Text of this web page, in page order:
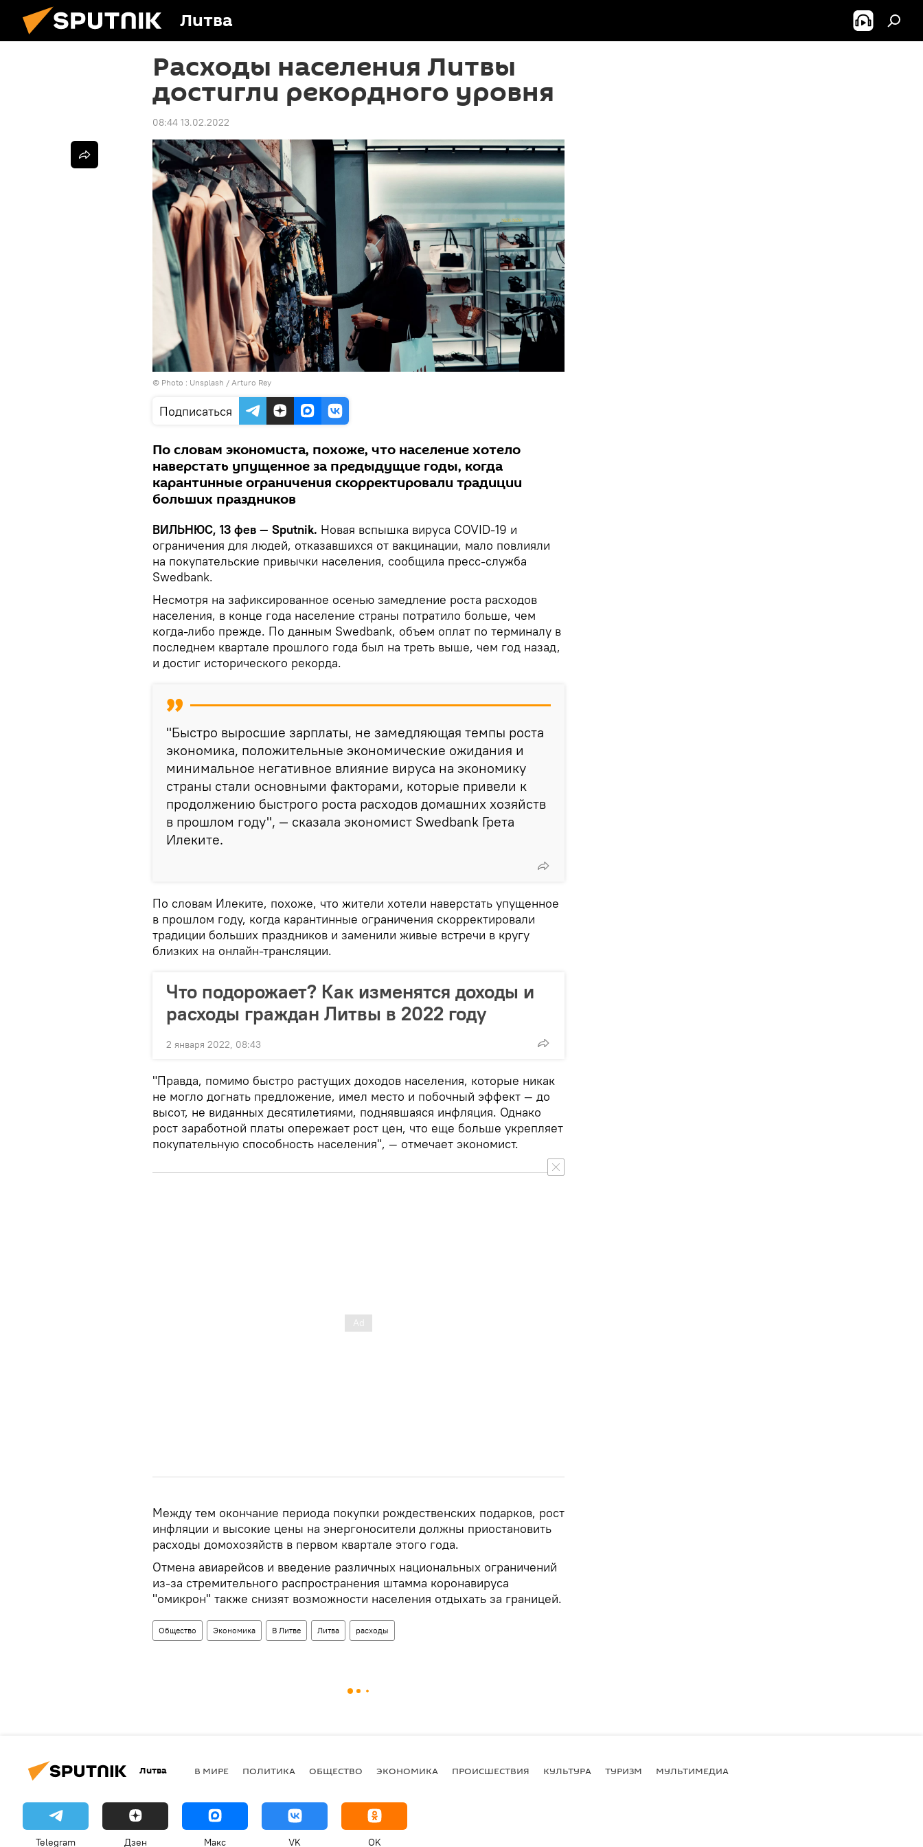
Литва
Расходы населения Литвы
достигли рекордного уровня
08:44 13.02.2022
© Photo : Unsplash / Arturo Rey
Подписаться
По словам экономиста, похоже, что население хотело
наверстать упущенное за предыдущие годы, когда
карантинные ограничения скорректировали традиции
больших праздников
ВИЛЬНЮС, 13 фев — Sputnik. Новая вспышка вируса COVID-19 и
ограничения для людей, отказавшихся от вакцинации, мало повлияли
на покупательские привычки населения, сообщила пресс-служба
Swedbank.
Несмотря на зафиксированное осенью замедление роста расходов
населения, в конце года население страны потратило больше, чем
когда-либо прежде. По данным Swedbank, объем оплат по терминалу в
последнем квартале прошлого года был на треть выше, чем год назад,
и достиг исторического рекорда.
"Быстро выросшие зарплаты, не замедляющая темпы роста
экономика, положительные экономические ожидания и
минимальное негативное влияние вируса на экономику
страны стали основными факторами, которые привели к
продолжению быстрого роста расходов домашних хозяйств
в прошлом году", — сказала экономист Swedbank Грета
Илеките.
По словам Илеките, похоже, что жители хотели наверстать упущенное
в прошлом году, когда карантинные ограничения скорректировали
традиции больших праздников и заменили живые встречи в кругу
близких на онлайн-трансляции.
Что подорожает? Как изменятся доходы и
расходы граждан Литвы в 2022 году
2 января 2022, 08:43
"Правда, помимо быстро растущих доходов населения, которые никак
не могло догнать предложение, имел место и побочный эффект — до
высот, не виданных десятилетиями, поднявшаяся инфляция. Однако
рост заработной платы опережает рост цен, что еще больше укрепляет
покупательную способность населения", — отмечает экономист.
Между тем окончание периода покупки рождественских подарков, рост
инфляции и высокие цены на энергоносители должны приостановить
расходы домохозяйств в первом квартале этого года.
Отмена авиарейсов и введение различных национальных ограничений
из-за стремительного распространения штамма коронавируса
"омикрон" также снизят возможности населения отдыхать за границей.
Общество Экономика В Литве Литва расходы
Литва В МИРЕ ПОЛИТИКА ОБЩЕСТВО ЭКОНОМИКА ПРОИСШЕСТВИЯ КУЛЬТУРА ТУРИЗМ МУЛЬТИМЕДИА
Telegram Дзен Макс VK OK